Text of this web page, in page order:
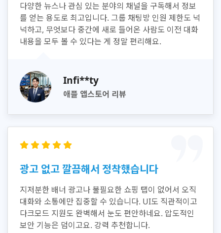
다양한 뉴스나 관심 있는 분야의 채널을 구독해서 정보
를 얻는 용도로 최고입니다. 그룹 채팅방 인원 제한도 넉
넉하고, 무엇보다 중간에 새로 들어온 사람도 이전 대화
내용을 모두 볼 수 있다는 게 정말 편리해요.
Infi**ty
애플 앱스토어 리뷰
광고 없고 깔끔해서 정착했습니다
지저분한 배너 광고나 불필요한 쇼핑 탭이 없어서 오직
대화와 소통에만 집중할 수 있습니다. UI도 직관적이고
다크모드 지원도 완벽해서 눈도 편안하네요. 압도적인
보안 기능은 덤이고요. 강력 추천합니다.